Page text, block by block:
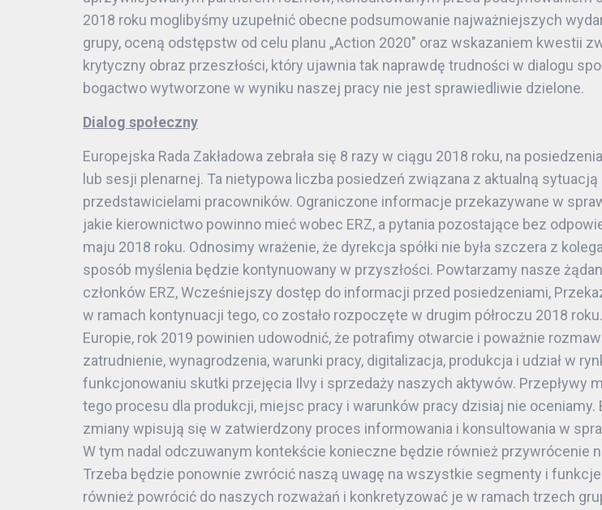
2018 roku moglibyśmy uzupełnić obecne podsumowanie najważniejszych
grupy, oceną odstępstw od celu planu „Action 2020″ oraz wskazaniem kwestii
krytyczny obraz przeszłości, który ujawnia tak naprawdę trudności w dialogu
bogactwo wytworzone w wyniku naszej pracy nie jest sprawiedliwie dzielone.
Dialog społeczny
Europejska Rada Zakładowa zebrała się 8 razy w ciągu 2018 roku, na
lub sesji plenarnej. Ta nietypowa liczba posiedzeń związana z aktualną
przedstawicielami pracowników. Ograniczone informacje przekazywane w
jakie kierownictwo powinno mieć wobec ERZ, a pytania pozostające bez
maju 2018 roku. Odnosimy wrażenie, że dyrekcja spółki nie była szczera z
sposób myślenia będzie kontynuowany w przyszłości. Powtarzamy nasze
członków ERZ, Wcześniejszy dostęp do informacji przed posiedzeniami,
w ramach kontynuacji tego, co zostało rozpoczęte w drugim półroczu 2018
Europie, rok 2019 powinien udowodnić, że potrafimy otwarcie i poważnie
zatrudnienie, wynagrodzenia, warunki pracy, digitalizacja, produkcja i udział w
funkcjonowaniu skutki przejęcia Ilvy i sprzedaży naszych aktywów. Przepływy
tego procesu dla produkcji, miejsc pracy i warunków pracy dzisiaj nie
zmiany wpisują się w zatwierdzony proces informowania i konsultowania w
W tym nadal odczuwanym kontekście konieczne będzie również przywrócenie
Trzeba będzie ponownie zwrócić naszą uwagę na wszystkie segmenty i
również powrócić do naszych rozważań i konkretyzować je w ramach trzech